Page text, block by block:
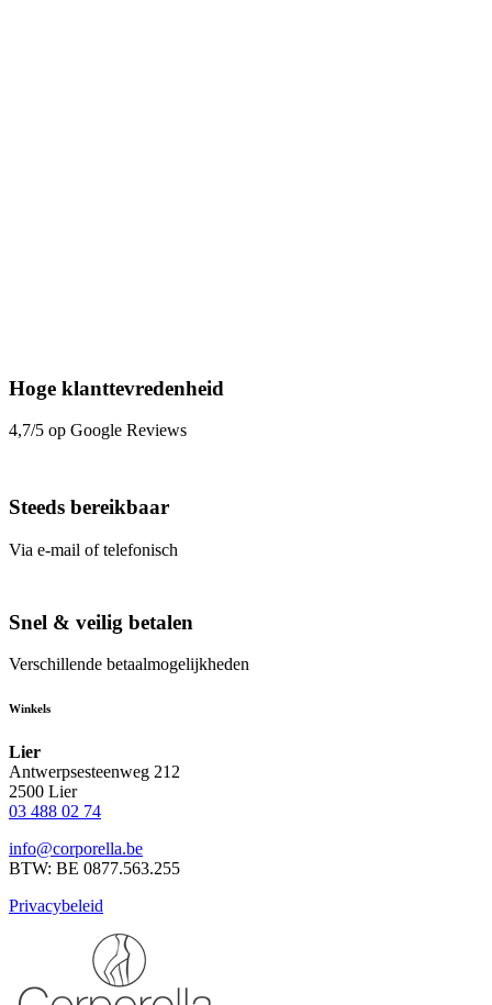
Hoge klanttevredenheid
4,7/5 op Google Reviews
Steeds bereikbaar
Via e-mail of telefonisch
Snel & veilig betalen
Verschillende betaalmogelijkheden
Winkels
Lier
Antwerpsesteenweg 212
2500 Lier
03 488 02 74
info@corporella.be
BTW: BE 0877.563.255
Privacybeleid